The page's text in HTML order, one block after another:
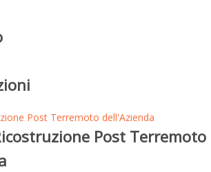
Post Terremoto dell'Azienda
Post Terremoto